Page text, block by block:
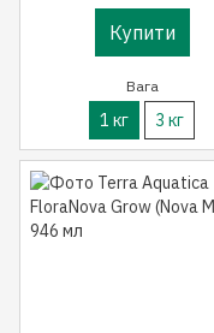
Купити
Вага
1 кг 3 кг